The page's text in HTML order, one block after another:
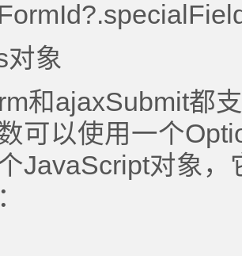
对象
和ajaxSubmit都
可以使用一个
JavaScript对象